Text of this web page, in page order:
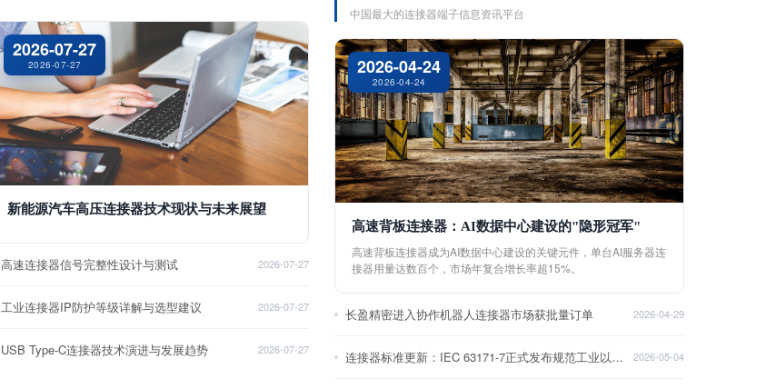
2026-07-27
2026-07-27
新能源汽车高压连接器技术现状与未来展望
高速连接器信号完整性设计与测试 2026-07-27
工业连接器IP防护等级详解与选型建议 2026-07-27
USB Type-C连接器技术演进与发展趋势 2026-07-27
中国最大的连接器端子信息资讯平台
2026-04-24
2026-04-24
高速背板连接器：AI数据中心建设的"隐形冠军"
高速背板连接器成为AI数据中心建设的关键元件，单台AI服务器连
接器用量达数百个，市场年复合增长率超15%。
长盈精密进入协作机器人连接器市场获批量订单 2026-04-29
连接器标准更新：IEC 63171-7正式发布规范工业以太网接口 2026-05-04